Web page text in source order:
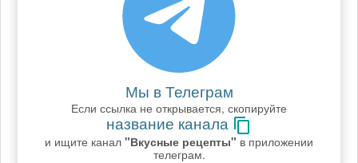
Мы в Телеграм
Если ссылка не открывается, скопируйте
название канала
и ищите канал "Вкусные рецепты" в приложении
телеграм.